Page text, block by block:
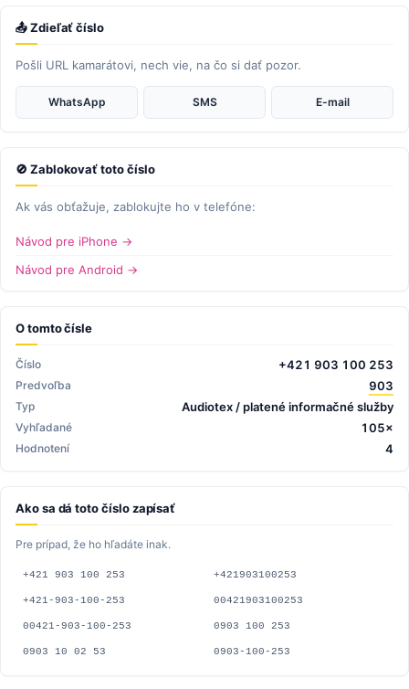
📤 Zdieľať číslo
Pošli URL kamarátovi, nech vie, na čo si dať pozor.
WhatsApp SMS E-mail
🚫 Zablokovať toto číslo
Ak vás obťažuje, zablokujte ho v telefóne:
Návod pre iPhone →
Návod pre Android →
O tomto čísle
Číslo +421 903 100 253
Predvoľba 903
Typ Audiotex / platené informačné služby
Vyhľadané 105×
Hodnotení 4
Ako sa dá toto číslo zapísať
Pre prípad, že ho hľadáte inak.
+421 903 100 253 +421903100253
+421-903-100-253 00421903100253
00421-903-100-253 0903 100 253
0903 10 02 53 0903-100-253